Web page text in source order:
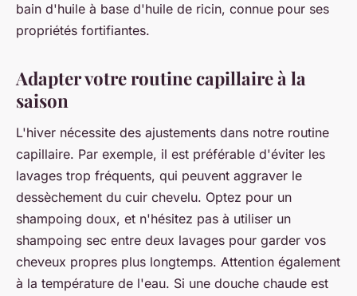
bain d'huile à base d'huile de ricin, connue pour ses
propriétés fortifiantes.
Adapter votre routine capillaire à la
saison
L'hiver nécessite des ajustements dans notre routine
capillaire. Par exemple, il est préférable d'éviter les
lavages trop fréquents, qui peuvent aggraver le
dessèchement du cuir chevelu. Optez pour un
shampoing doux, et n'hésitez pas à utiliser un
shampoing sec entre deux lavages pour garder vos
cheveux propres plus longtemps. Attention également
à la température de l'eau. Si une douche chaude est